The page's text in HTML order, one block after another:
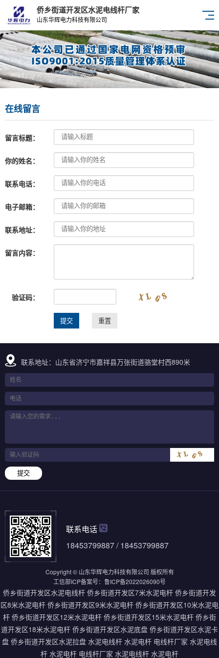
侨乡街道开发区水泥电线杆厂家
山东华辉电力科技有限公司
在线留言
留言标题：
你的姓名：
联系电话：
电子邮箱：
联系地址：
留言内容：
验证码：
联系地址：山东省济宁市嘉祥县万张街道骆堂村西890米
提交
联系电话
18453799887 / 18453799887
Copyright © 山东华辉电力科技有限公司 版权所有
工信部ICP备案号： 鲁ICP备2022026090号
侨乡街道开发区水泥电线杆 侨乡街道开发区7米水泥电杆 侨乡街道开发
区8米水泥电杆 侨乡街道开发区9米水泥电杆 侨乡街道开发区10米水泥电
杆 侨乡街道开发区12米水泥电杆 侨乡街道开发区15米水泥电杆 侨乡街
道开发区18米水泥电杆 侨乡街道开发区水泥底盘 侨乡街道开发区水泥卡
盘 侨乡街道开发区水泥拉盘 水泥电线杆 水泥电杆 电线杆厂家 水泥电线
杆 水泥电杆 电线杆厂家 水泥电线杆 水泥电杆